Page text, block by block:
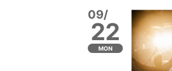
09/
22
MON